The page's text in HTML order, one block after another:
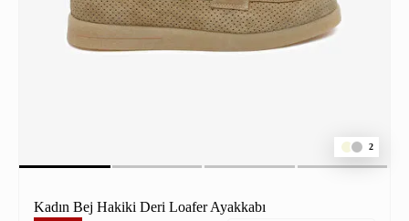
2
Kadın Bej Hakiki Deri Loafer Ayakkabı